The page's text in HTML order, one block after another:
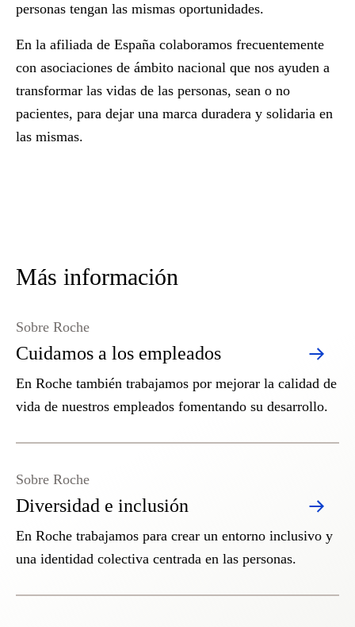
personas tengan las mismas oportunidades.
En la afiliada de España colaboramos frecuentemente
con asociaciones de ámbito nacional que nos ayuden a
transformar las vidas de las personas, sean o no
pacientes, para dejar una marca duradera y solidaria en
las mismas.
Más información
Cuidamos a los empleados
Sobre Roche
En Roche también trabajamos por mejorar la calidad de
vida de nuestros empleados fomentando su desarrollo.
Diversidad e inclusión
Sobre Roche
En Roche trabajamos para crear un entorno inclusivo y
una identidad colectiva centrada en las personas.